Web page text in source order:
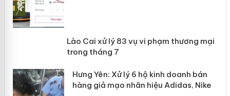
Lào Cai xử lý 83 vụ vi phạm thương
mại trong tháng 7